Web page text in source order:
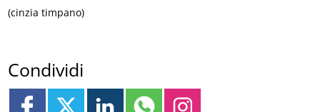
(cinzia timpano)
Condividi